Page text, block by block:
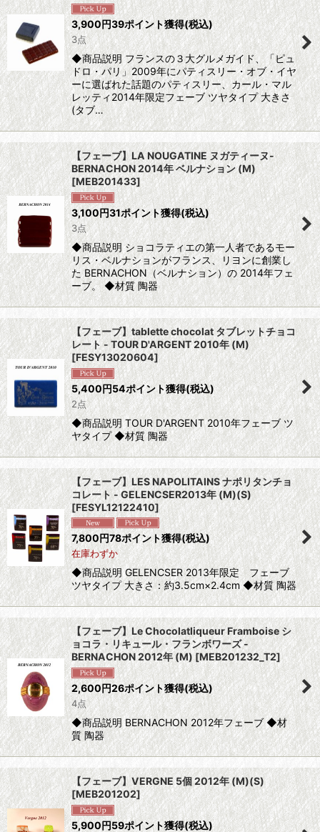
3,900円39ポイント獲得(税込)
3点
◆商品説明 フランスの３大グルメガイド、「ピュ
ドロ・パリ」2009年にパティスリー・オブ・イヤ
ーに選ばれた話題のパティスリー、カール・マル
レッティ2014年限定フェーブ ツヤタイプ 大きさ
(タブ…
【フェーブ】LA NOUGATINE ヌガティーヌ-
BERNACHON 2014年 ベルナション (M)
[MEB201433]
3,100円31ポイント獲得(税込)
3点
◆商品説明 ショコラティエの第一人者であるモー
リス・ベルナションがフランス、リヨンに創業し
た BERNACHON（ベルナション）の 2014年フェ
ーブ。 ◆材質 陶器
【フェーブ】tablette chocolat タブレットチョコ
レート - TOUR D'ARGENT 2010年 (M)
[FESY13020604]
5,400円54ポイント獲得(税込)
2点
◆商品説明 TOUR D'ARGENT 2010年フェーブ ツ
ヤタイプ ◆材質 陶器
【フェーブ】LES NAPOLITAINS ナポリタンチョ
コレート - GELENCSER2013年 (M)(S)
[FESYL12122410]
7,800円78ポイント獲得(税込)
在庫わずか
◆商品説明 GELENCSER 2013年限定 フェーブ
ツヤタイプ 大きさ：約3.5cm×2.4cm ◆材質 陶器
【フェーブ】Le Chocolatliqueur Framboise シ
ョコラ・リキュール・フランボワーズ -
BERNACHON 2012年 (M) [MEB201232_T2]
2,600円26ポイント獲得(税込)
4点
◆商品説明 BERNACHON 2012年フェーブ ◆材
質 陶器
【フェーブ】VERGNE 5個 2012年 (M)(S)
[MEB201202]
5,900円59ポイント獲得(税込)